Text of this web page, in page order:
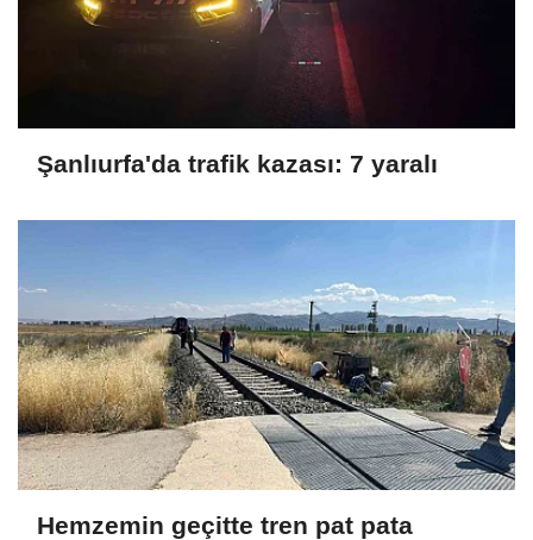
Şanlıurfa'da trafik kazası: 7 yaralı
Hemzemin geçitte tren pat pata